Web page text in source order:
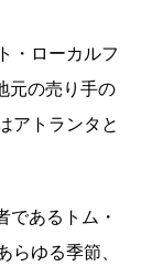
・ローカルフ
元の売り手の
アトランタと
あるトム・
らゆる季節、